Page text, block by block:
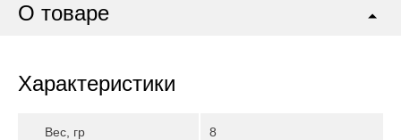
О товаре
Характеристики
Вес, гр 8